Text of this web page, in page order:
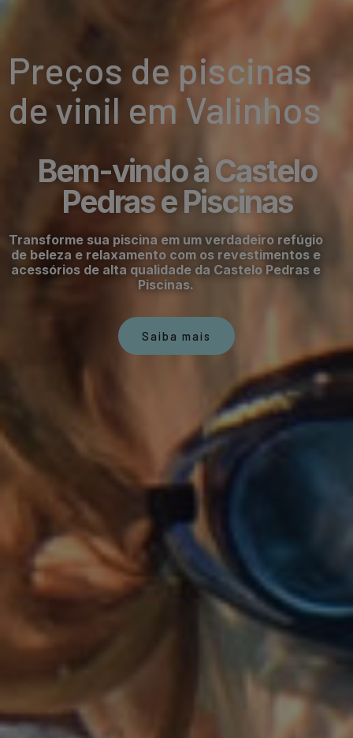
Preços de piscinas
de vinil em Valinhos
Bem-vindo à Castelo
Pedras e Piscinas
Transforme sua piscina em um verdadeiro refúgio
de beleza e relaxamento com os revestimentos e
acessórios de alta qualidade da Castelo Pedras e
Piscinas.
Saiba mais